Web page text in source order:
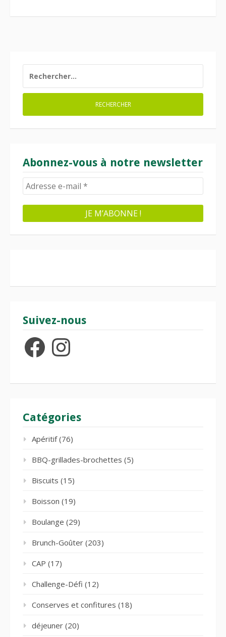
Abonnez-vous à notre newsletter
Suivez-nous
FacebookInstagram
Catégories
Apéritif(76)
BBQ-grillades-brochettes (5)
Biscuits (15)
Boisson (19)
Boulange (29)
Brunch-Goûter (203)
CAP (17)
Challenge-Défi (12)
Conserves et confitures (18)
déjeuner (20)